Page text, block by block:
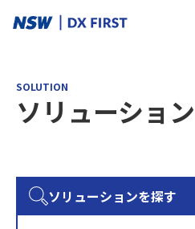
SOLUTION
ソリューション
ソリューションを探す